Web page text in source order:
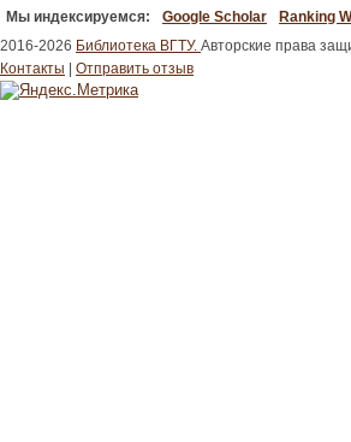
Мы индексируемся: Google Scholar Ranking
2016-2026 Библиотека ВГТУ. Авторские права
Контакты
Отправить отзыв